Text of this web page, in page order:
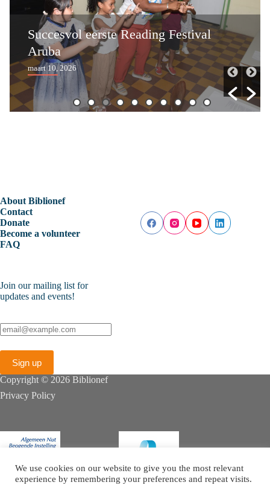
Succesvol eerste Reading Festival
Aruba
maart 10, 2026
About Biblionef
Contact
Donate
Become a volunteer
FAQ
Join our mailing list for
updates and events!
Copyright © 2026 Biblionef
Privacy Policy
We use cookies on our website to give you the most relevant
experience by remembering your preferences and repeat visits.